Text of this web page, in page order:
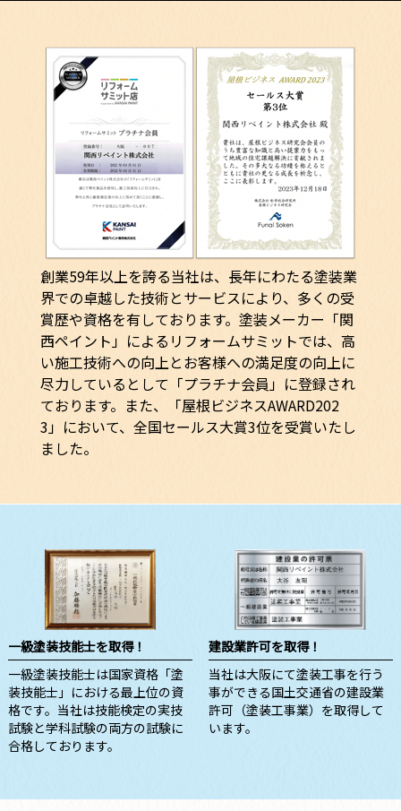
創業59年以上を誇る当社は、長年にわたる塗装業
界での卓越した技術とサービスにより、多くの受
賞歴や資格を有しております。塗装メーカー「関
西ペイント」によるリフォームサミットでは、高
い施工技術への向上とお客様への満足度の向上に
尽力しているとして「プラチナ会員」に登録され
ております。また、「屋根ビジネスAWARD202
3」において、全国セールス大賞3位を受賞いたし
ました。
一級塗装技能士を取得！
一級塗装技能士は国家資格「塗
装技能士」における最上位の資
格です。当社は技能検定の実技
試験と学科試験の両方の試験に
合格しております。
建設業許可を取得！
当社は大阪にて塗装工事を行う
事ができる国土交通省の建設業
許可（塗装工事業）を取得して
います。